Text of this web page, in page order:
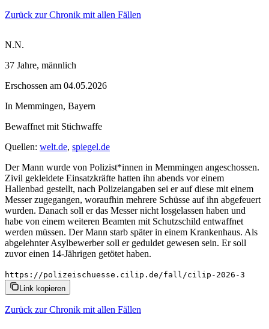
Zurück zur Chronik mit allen Fällen
N.N.
37 Jahre, männlich
Erschossen am 04.05.2026
In Memmingen, Bayern
Bewaffnet mit Stichwaffe
Quellen: welt.de, spiegel.de
Der Mann wurde von Polizist*innen in Memmingen angeschossen.
Zivil gekleidete Einsatzkräfte hatten ihn abends vor einem
Hallenbad gestellt, nach Polizeiangaben sei er auf diese mit einem
Messer zugegangen, woraufhin mehrere Schüsse auf ihn abgefeuert
wurden. Danach soll er das Messer nicht losgelassen haben und
habe von einem weiteren Beamten mit Schutzschild entwaffnet
werden müssen. Der Mann starb später in einem Krankenhaus. Als
abgelehnter Asylbewerber soll er geduldet gewesen sein. Er soll
zuvor einen 14-Jährigen getötet haben.
https://polizeischuesse.cilip.de/fall/cilip-2026-3
Link kopieren
Zurück zur Chronik mit allen Fällen